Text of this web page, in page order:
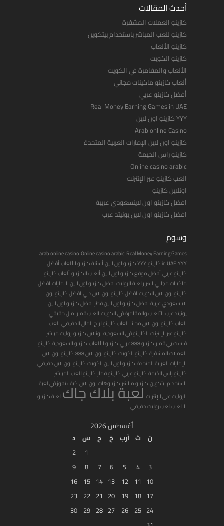
أحدث المقالات
كازينو العملات المشفرة
كازينو للعب المباشر باستخدام بيتكوين
كازينو الألعاب
كازينو الكويت
الألعاب والمقامرة في الكويت
ألعاب كازينو ماكينات مجاني
أفضل كازينو عربي
Real Money Earning Games in UAE
YYY كازينو اون لاين
Arab online Casino
كازينو اون لاين الإمارات العربية المتحدة
كازينو راس الخيمة
Online casino arabic
العب كازينو عبر الإنترنت
اونلاين كازينو
افضل كازينو اون لاينسعودي عربية
افضل كازينو اون لاين يونيتد عرب
وسوم
arab online casino Online casino arabic Real Money Earning Games
in UAEYYY كازينو YYY كازينو اون لاين أسئلة كازينو الألعابأفضل
كازينو عربيأفضل موقع كازينو اون لاينألعاب الكازينوألعاب كازينو
ماكينات مجاني اسرار لعبة الروليت افضل كازينو اون لاين الامارات افضل
كازينو اون لاين الكويت افضل كازينو اون لاين دبي افضل كازينو اون
لاينسعودي عربية افضل كازينو اون لاين قطر افضل كازينو اون لاين
يونيتد عرب الألعاب والمقامرة في الكويت العاب قمار بمال حقيقي
العاب كازينو اون لاين مجانا العاب كازينو لربح المال الحقيقي العب
كازينو عبر الإنترنت الكازينو في السعوديه اونلاين كازينو روليت مباشر
فاست بي قمار كازينو 888 عربي كازينو الألعاب كازينو السعودية كازينو
العملات المشفرة كازينو الكويت كازينو اون لاين 888
كازينو اون لاين
الإمارات العربية المتحدة كازينو اون لاين الكويت كازينو اون لاين حقيقي
كازينو راس الخيمة كازينو عربي كازينو قمار كازينو للعب المباشر
باستخدام بيتكوين كازينو مباشر كازينوهات اون لاين كيف تفوز في لعبة
الروليت على الإنترنتلعبة بلاك جاك لعبة كازينو
الالعاب لعب روليت حقيقي
أغسطس 2026
ن ث أرب خ ج س د
1
2
3
4
5
6
7
8
9
10
11
12
13
14
15
16
17
18
19
20
21
22
23
24
25
26
27
28
29
30